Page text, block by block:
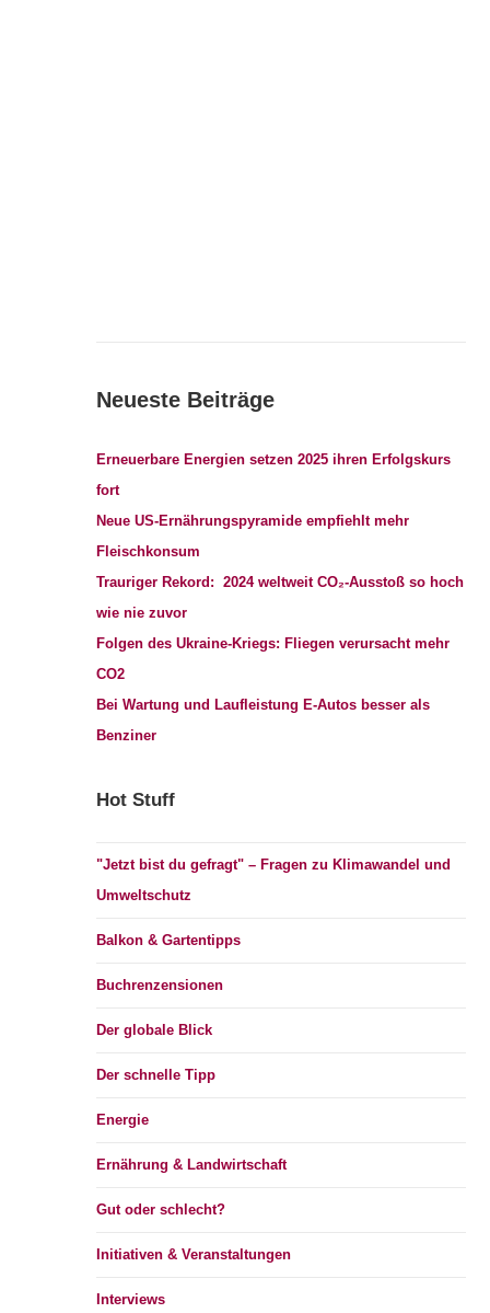
Neueste Beiträge
Erneuerbare Energien setzen 2025 ihren Erfolgskurs
fort
Neue US-Ernährungspyramide empfiehlt mehr
Fleischkonsum
Trauriger Rekord: 2024 weltweit CO₂-Ausstoß so hoch
wie nie zuvor
Folgen des Ukraine-Kriegs: Fliegen verursacht mehr
CO2
Bei Wartung und Laufleistung E-Autos besser als
Benziner
Hot Stuff
"Jetzt bist du gefragt" – Fragen zu Klimawandel und
Umweltschutz
Balkon & Gartentipps
Buchrenzensionen
Der globale Blick
Der schnelle Tipp
Energie
Ernährung & Landwirtschaft
Gut oder schlecht?
Initiativen & Veranstaltungen
Interviews